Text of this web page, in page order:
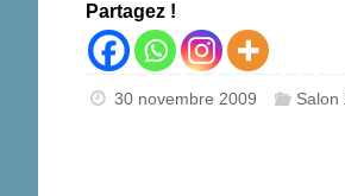
Partagez !
30 novembre 2009 Salon